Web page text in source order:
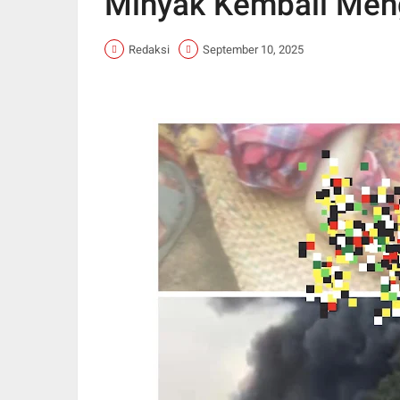
Redaksi September 10, 2025